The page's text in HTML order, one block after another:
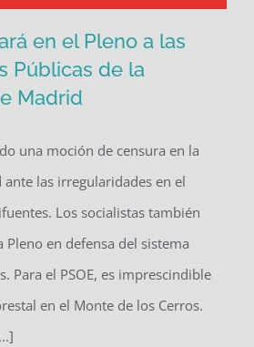
Públicas de la
de Madrid
en el Pleno a las
Públicas de la
Madrid
una moción de censura en la
las irregularidades en el
Los socialistas también
Pleno en defensa del sistema
Para el PSOE, es imprescindible
en el Monte de los Cerros.